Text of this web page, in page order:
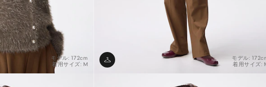
モデル: 172cm
着用サイズ: M
モデル:
着用サイズ: